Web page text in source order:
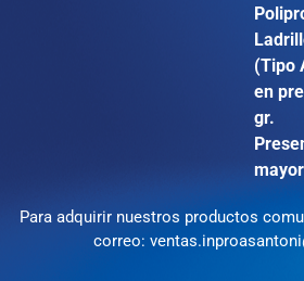
(Tipo
en
gr.
Para adquirir nuestros productos
correo: